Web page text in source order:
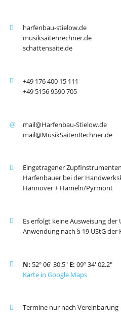
harfenbau-stielow.de
musiksaitenrechner.de
schattensaite.de
+49 176 400 15 111
+49 5156 9590 705
mail@Harfenbau-Stielow.de
mail@MusikSaitenRechner.de
Eingetragener
Harfenbauer bei der
Hannover + Hameln/Pyrmont
Es erfolgt keine Ausweisung
Anwendung nach § 19 UStG
N: 52º 06' 30.5"E: 09º 34' 02.2"
Karte in Google Maps
Termine nur nach Vereinbarung